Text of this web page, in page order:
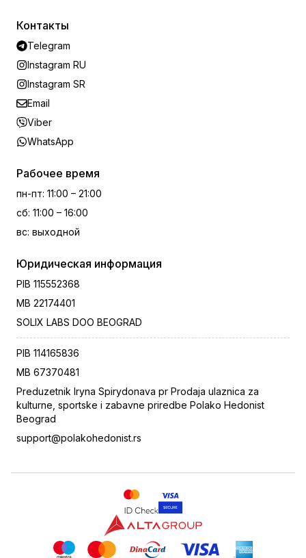
Контакты
Telegram
Instagram RU
Instagram SR
Email
Viber
WhatsApp
Рабочее время
пн-пт: 11:00 – 21:00
сб: 11:00 – 16:00
вс: выходной
Юридическая информация
PIB 115552368
MB 22174401
SOLIX LABS DOO BEOGRAD
PIB 114165836
MB 67370481
Preduzetnik Iryna Spirydonava pr Prodaja ulaznica za
kulturne, sportske i zabavne priredbe Polako Hedonist
Beograd
support@polakohedonist.rs